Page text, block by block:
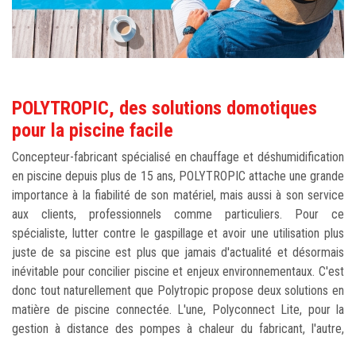
POLYTROPIC, des solutions domotiques
pour la piscine facile
Concepteur-fabricant spécialisé en chauffage et déshumidification
en piscine depuis plus de 15 ans, POLYTROPIC attache une grande
importance à la fiabilité de son matériel, mais aussi à son service
aux clients, professionnels comme particuliers. Pour ce
spécialiste, lutter contre le gaspillage et avoir une utilisation plus
juste de sa piscine est plus que jamais d'actualité et désormais
inévitable pour concilier piscine et enjeux environnementaux. C'est
donc tout naturellement que Polytropic propose deux solutions en
matière de piscine connectée. L'une, Polyconnect Lite, pour la
gestion à distance des pompes à chaleur du fabricant, l'autre,